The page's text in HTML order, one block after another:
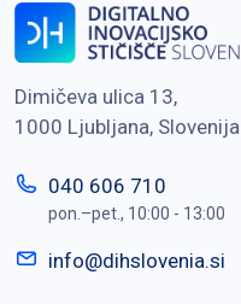
Dimičeva ulica 13,
1000 Ljubljana, Slovenija
040 606 710
pon.–pet., 10:00 - 13:00
info@dihslovenia.si